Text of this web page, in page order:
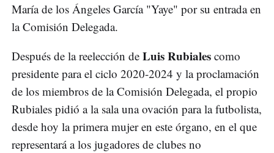
María de los Ángeles García "Yaye" por su entrada en
la Comisión Delegada.
Después de la reelección de Luis Rubiales como
presidente para el ciclo 2020-2024 y la proclamación
de los miembros de la Comisión Delegada, el propio
Rubiales pidió a la sala una ovación para la futbolista,
desde hoy la primera mujer en este órgano, en el que
representará a los jugadores de clubes no